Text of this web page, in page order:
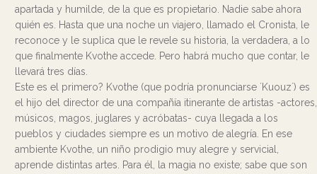
apartada y humilde, de la que es propietario. Nadie sabe ahora
quién es. Hasta que una noche un viajero, llamado el Cronista, le
reconoce y le suplica que le revele su historia, la verdadera, a lo
que finalmente Kvothe accede. Pero habrá mucho que contar, le
llevará tres días.
Este es el primero? Kvothe (que podría pronunciarse ´Kuouz´) es
el hijo del director de una compañía itinerante de artistas -actores,
músicos, magos, juglares y acróbatas- cuya llegada a los
pueblos y ciudades siempre es un motivo de alegría. En ese
ambiente Kvothe, un niño prodigio muy alegre y servicial,
aprende distintas artes. Para él, la magia no existe; sabe que son